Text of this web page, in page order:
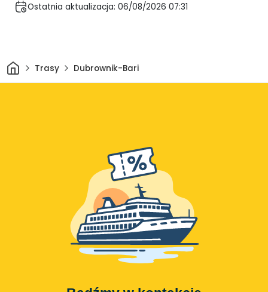
Ostatnia aktualizacja: 06/08/2026 07:31
DomTrasy Dubrownik-Bari